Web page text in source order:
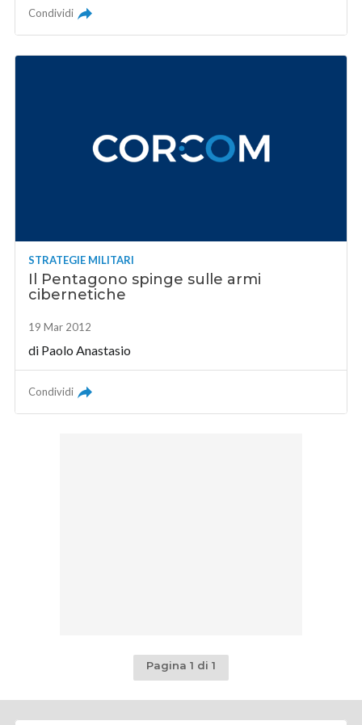
Condividi
STRATEGIE MILITARI
Il Pentagono spinge sulle armi
cibernetiche
19 Mar 2012
di Paolo Anastasio
Condividi
Pagina 1 di 1